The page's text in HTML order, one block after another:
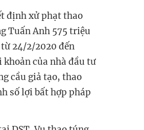
định xử phạt thao
Tuấn Anh 575 triệu
24/2/2020 đến
khoản của nhà đầu tư
cầu giả tạo, thao
số lợi bất hợp pháp